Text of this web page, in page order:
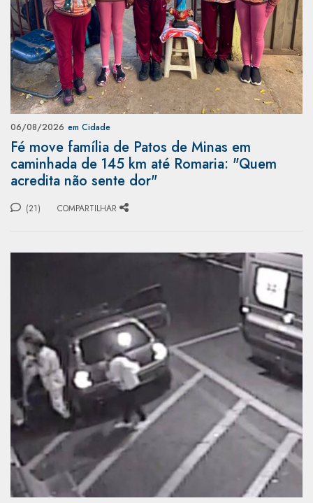
06/08/2026 em Cidade
Fé move família de Patos de Minas em
caminhada de 145 km até Romaria: "Quem
acredita não sente dor"
(21) COMPARTILHAR